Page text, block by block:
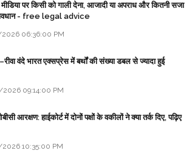
पर किसी को गाली देना, आजादी या अपराध और कितनी सजा
- free legal advice
06:36:00 PM
वंदे भारत एक्सप्रेस में बर्थों की संख्या डबल से ज्यादा हुई
09:14:00 PM
आरक्षण: हाईकोर्ट में दोनों पक्षों के वकीलों ने क्या तर्क दिए, पढ़िए
10:35:00 PM